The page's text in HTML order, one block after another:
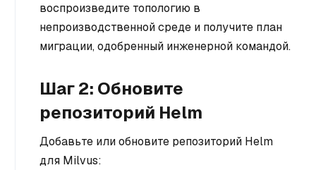
воспроизведите топологию в
непроизводственной среде и получите план
миграции, одобренный инженерной командой.
Шаг 2: Обновите
репозиторий Helm
Добавьте или обновите репозиторий Helm
для Milvus: